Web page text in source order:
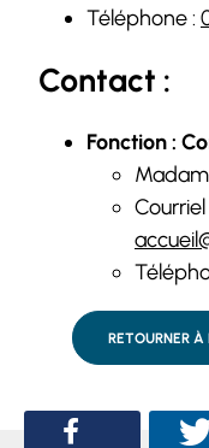
Téléphone :
Contact :
Fonction :
Courriel
RETOURNER